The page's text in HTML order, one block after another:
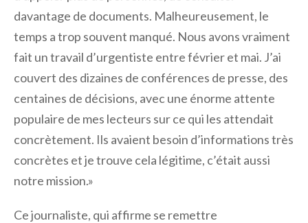
davantage de documents. Malheureusement, le
temps a trop souvent manqué. Nous avons vraiment
fait un travail d’urgentiste entre février et mai. J’ai
couvert des dizaines de conférences de presse, des
centaines de décisions, avec une énorme attente
populaire de mes lecteurs sur ce qui les attendait
concrètement. Ils avaient besoin d’informations très
concrètes et je trouve cela légitime, c’était aussi
notre mission.»
Ce journaliste, qui affirme se remettre